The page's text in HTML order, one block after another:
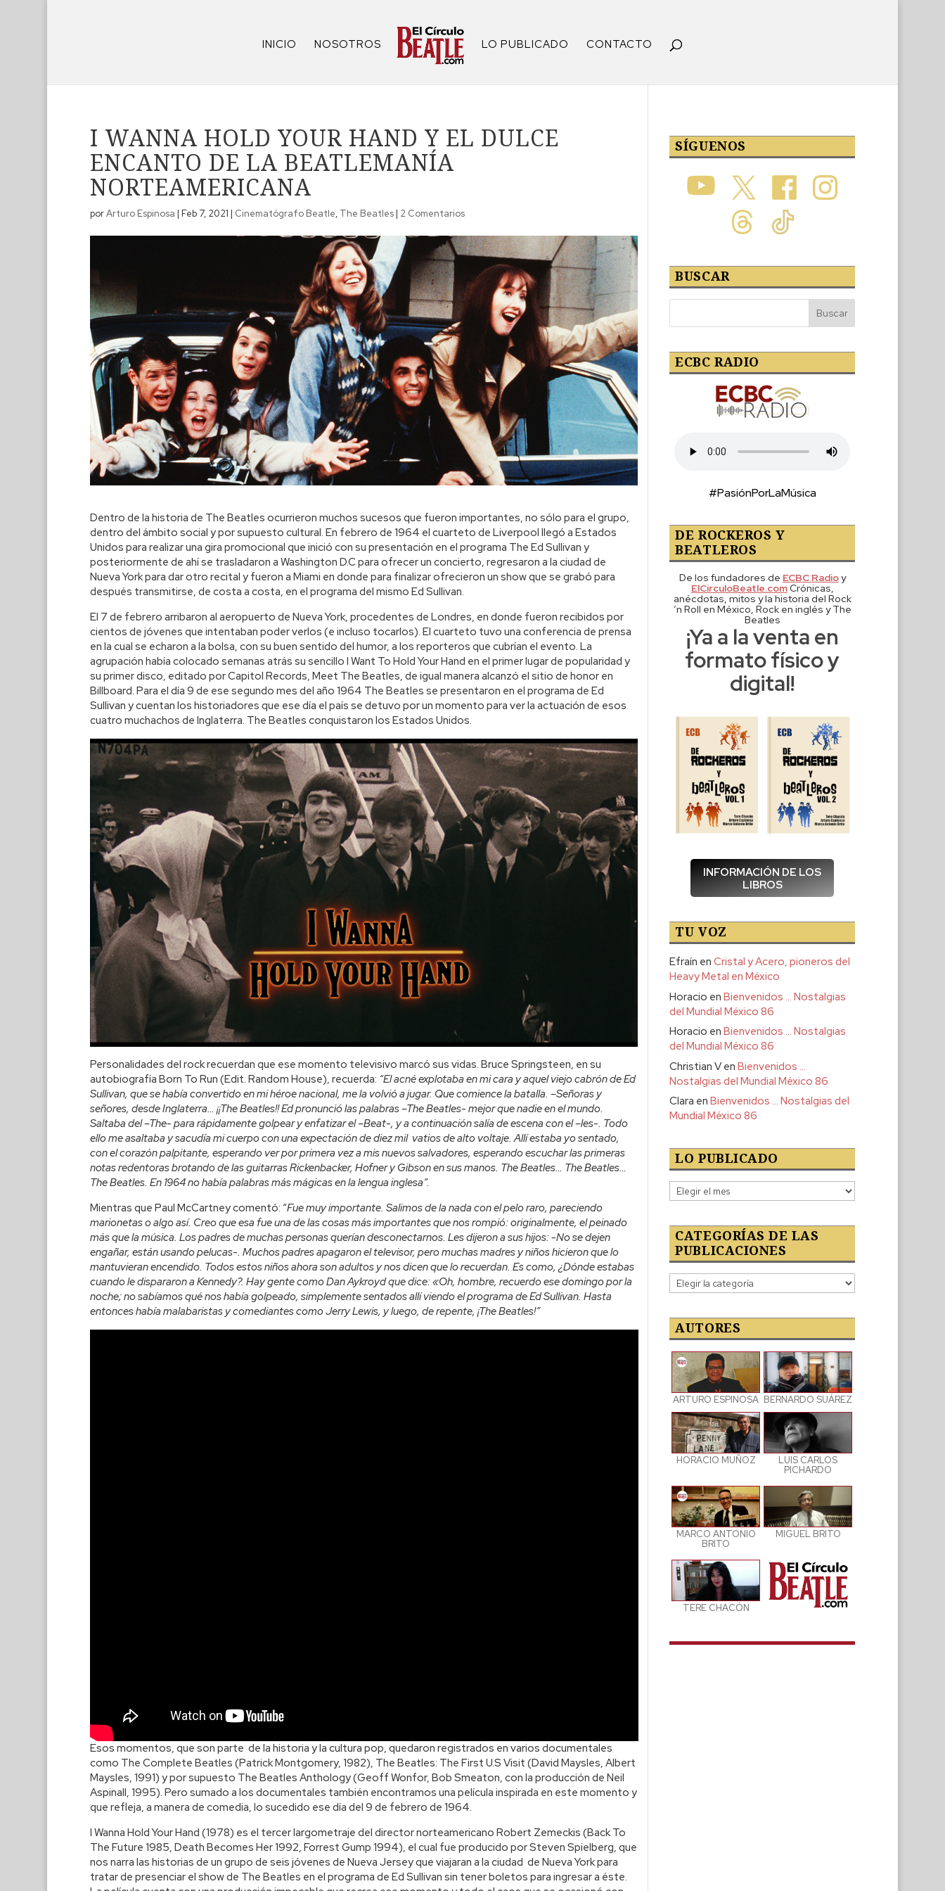
INICIO NOSOTROS LO PUBLICADO CONTACTO
I WANNA HOLD YOUR HAND Y EL DULCE
ENCANTO DE LA BEATLEMANÍA
NORTEAMERICANA
porArturo Espinosa | Feb 7, 2021 | Cinematógrafo Beatle, The Beatles| 2 Comentarios
Dentro de la historia de The Beatles ocurrieron muchos sucesos que fueron importantes, no sólo para el grupo,
dentro del ámbito social y por supuesto cultural. En febrero de 1964 el cuarteto de Liverpool llegó a Estados
Unidos para realizar una gira promocional que inició con su presentación en el programa The Ed Sullivan y
posteriormente de ahí se trasladaron a Washington D.C para ofrecer un concierto, regresaron a la ciudad de
Nueva York para dar otro recital y fueron a Miami en donde para finalizar ofrecieron un show que se grabó para
después transmitirse, de costa a costa, en el programa del mismo Ed Sullivan.
El 7 de febrero arribaron al aeropuerto de Nueva York, procedentes de Londres, en donde fueron recibidos por
cientos de jóvenes que intentaban poder verlos (e incluso tocarlos). El cuarteto tuvo una conferencia de prensa
en la cual se echaron a la bolsa, con su buen sentido del humor, a los reporteros que cubrían el evento. La
agrupación había colocado semanas atrás su sencillo I Want To Hold Your Hand en el primer lugar de popularidad y
su primer disco, editado por Capitol Records, Meet The Beatles, de igual manera alcanzó el sitio de honor en
Billboard. Para el día 9 de ese segundo mes del año 1964 The Beatles se presentaron en el programa de Ed
Sullivan y cuentan los historiadores que ese día el país se detuvo por un momento para ver la actuación de esos
cuatro muchachos de Inglaterra. The Beatles conquistaron los Estados Unidos.
Personalidades del rock recuerdan que ese momento televisivo marcó sus vidas. Bruce Springsteen, en su
autobiografía Born To Run (Edit. Random House), recuerda: “El acné explotaba en mi cara y aquel viejo cabrón de Ed
Sullivan, que se había convertido en mi héroe nacional, me la volvió a jugar. Que comience la batalla. –Señoras y
señores, desde Inglaterra… ¡¡The Beatles!! Ed pronunció las palabras –The Beatles- mejor que nadie en el mundo.
Saltaba del –The- para rápidamente golpear y enfatizar el –Beat-, y a continuación salía de escena con el –les-. Todo
ello me asaltaba y sacudía mi cuerpo con una expectación de diez mil vatios de alto voltaje. Allí estaba yo sentado,
con el corazón palpitante, esperando ver por primera vez a mis nuevos salvadores, esperando escuchar las primeras
notas redentoras brotando de las guitarras Rickenbacker, Hofner y Gibson en sus manos. The Beatles… The Beatles…
The Beatles. En 1964 no había palabras más mágicas en la lengua inglesa”.
Mientras que Paul McCartney comentó: “Fue muy importante. Salimos de la nada con el pelo raro, pareciendo
marionetas o algo así. Creo que esa fue una de las cosas más importantes que nos rompió: originalmente, el peinado
más que la música. Los padres de muchas personas querían desconectarnos. Les dijeron a sus hijos: -No se dejen
engañar, están usando pelucas-. Muchos padres apagaron el televisor, pero muchas madres y niños hicieron que lo
mantuvieran encendido. Todos estos niños ahora son adultos y nos dicen que lo recuerdan. Es como, ¿Dónde estabas
cuando le dispararon a Kennedy?. Hay gente como Dan Aykroyd que dice: «Oh, hombre, recuerdo ese domingo por la
noche; no sabíamos qué nos había golpeado, simplemente sentados allí viendo el programa de Ed Sullivan. Hasta
entonces había malabaristas y comediantes como Jerry Lewis, y luego, de repente, ¡The Beatles!”
Esos momentos, que son parte de la historia y la cultura pop, quedaron registrados en varios documentales
como The Complete Beatles (Patrick Montgomery, 1982), The Beatles: The First U.S Visit (David Maysles, Albert
Maysles, 1991) y por supuesto The Beatles Anthology (Geoff Wonfor, Bob Smeaton, con la producción de Neil
Aspinall, 1995). Pero sumado a los documentales también encontramos una película inspirada en este momento y
que refleja, a manera de comedia, lo sucedido ese día del 9 de febrero de 1964.
I Wanna Hold Your Hand (1978) es el tercer largometraje del director norteamericano Robert Zemeckis (Back To
The Future 1985, Death Becomes Her 1992, Forrest Gump 1994), el cual fue producido por Steven Spielberg, que
nos narra las historias de un grupo de seis jóvenes de Nueva Jersey que viajaran a la ciudad de Nueva York para
tratar de presenciar el show de The Beatles en el programa de Ed Sullivan sin tener boletos para ingresar a éste.
SÍGUENOS
BUSCAR
ECBC RADIO
#PasiónPorLaMúsica
DE ROCKEROS Y
BEATLEROS
De los fundadores de ECBC Radioy
ElCirculoBeatle.comCrónicas,
anécdotas, mitos y la historia del Rock
‘n Roll en México, Rock en inglés y The
Beatles
¡Ya a la venta en
formato físico y
digital!
INFORMACIÓN DE LOS
LIBROS
TU VOZ
Efraín enCristal y Acero, pioneros del
Heavy Metal en México
Horacio enBienvenidos … Nostalgias
del Mundial México 86
Horacio enBienvenidos … Nostalgias
del Mundial México 86
Christian VenBienvenidos …
Nostalgias del Mundial México 86
Clara enBienvenidos … Nostalgias del
Mundial México 86
LO PUBLICADO
Lo
publicado
CATEGORÍAS DE LAS
PUBLICACIONES
Categorías
de
publicaciones
AUTORES
ARTURO ESPINOSA BERNARDO SUÁREZ
HORACIO MUÑOZ
LUIS CARLOS
PICHARDO
MARCO ANTONIO
BRITO
MIGUEL BRITO
TERE CHACÓN